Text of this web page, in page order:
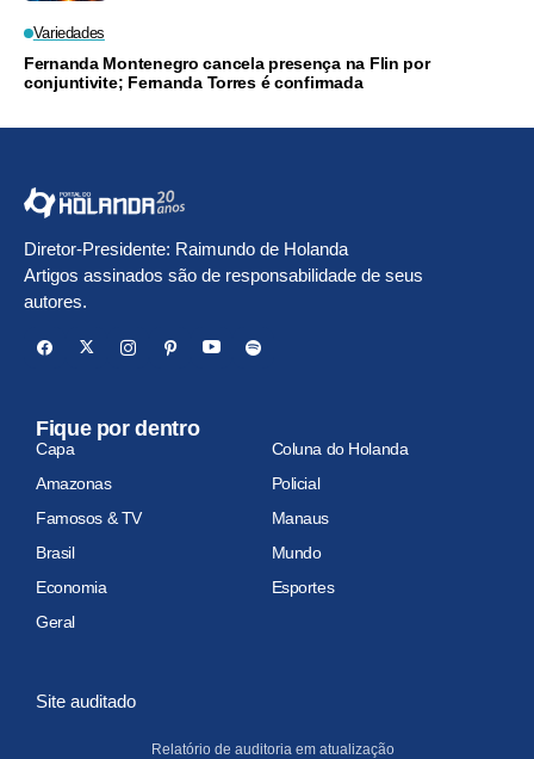
Variedades
Fernanda Montenegro cancela presença na Flin por
conjuntivite; Fernanda Torres é confirmada
Diretor-Presidente: Raimundo de Holanda
Artigos assinados são de responsabilidade de seus
autores.
Fique por dentro
Capa
Coluna do Holanda
Amazonas
Policial
Famosos & TV
Manaus
Brasil
Mundo
Economia
Esportes
Geral
Site auditado
Relatório de auditoria em atualização